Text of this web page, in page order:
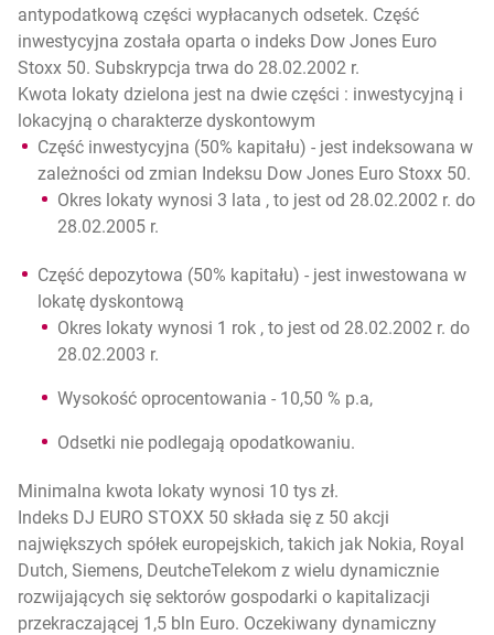
antypodatkową części wypłacanych odsetek. Część
inwestycyjna została oparta o indeks Dow Jones Euro
Stoxx 50. Subskrypcja trwa do 28.02.2002 r.
Kwota lokaty dzielona jest na dwie części : inwestycyjną i
lokacyjną o charakterze dyskontowym
Część inwestycyjna (50% kapitału) - jest indeksowana w
zależności od zmian Indeksu Dow Jones Euro Stoxx 50.
Okres lokaty wynosi 3 lata , to jest od 28.02.2002 r. do
28.02.2005 r.
Część depozytowa (50% kapitału) - jest inwestowana w
lokatę dyskontową
Okres lokaty wynosi 1 rok , to jest od 28.02.2002 r. do
28.02.2003 r.
Wysokość oprocentowania - 10,50 % p.a,
Odsetki nie podlegają opodatkowaniu.
Minimalna kwota lokaty wynosi 10 tys zł.
Indeks DJ EURO STOXX 50 składa się z 50 akcji
największych spółek europejskich, takich jak Nokia, Royal
Dutch, Siemens, DeutcheTelekom z wielu dynamicznie
rozwijających się sektorów gospodarki o kapitalizacji
przekraczającej 1,5 bln Euro. Oczekiwany dynamiczny